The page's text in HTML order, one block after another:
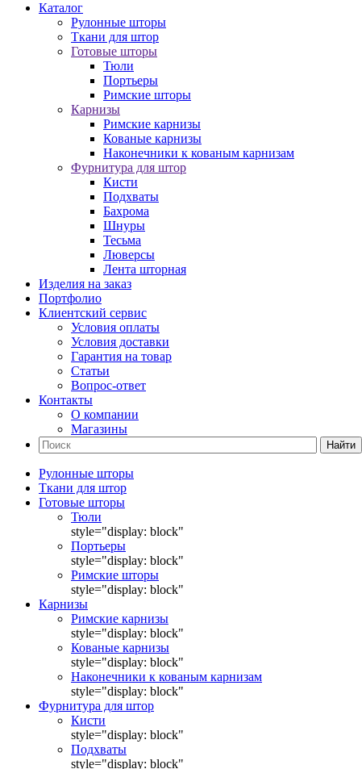
Каталог
Рулонные шторы
Ткани для штор
Готовые шторы
Тюли
Портьеры
Римские шторы
Карнизы
Римские карнизы
Кованые карнизы
Наконечники к кованым карнизам
Фурнитура для штор
Кисти
Подхваты
Бахрома
Шнуры
Тесьма
Люверсы
Лента шторная
Изделия на заказ
Портфолио
Клиентский сервис
Условия оплаты
Условия доставки
Гарантия на товар
Статьи
Вопрос-ответ
Контакты
О компании
Магазины
Найти
Рулонные шторы
Ткани для штор
Готовые шторы
Тюли
style="display: block"
Портьеры
style="display: block"
Римские шторы
style="display: block"
Карнизы
Римские карнизы
style="display: block"
Кованые карнизы
style="display: block"
Наконечники к кованым карнизам
style="display: block"
Фурнитура для штор
Кисти
style="display: block"
Подхваты
style="display: block"